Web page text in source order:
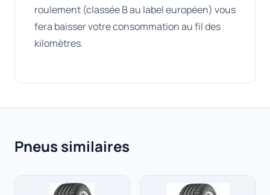
roulement (classée B au label européen) vous
fera baisser votre consommation au fil des
kilomètres.
Pneus similaires